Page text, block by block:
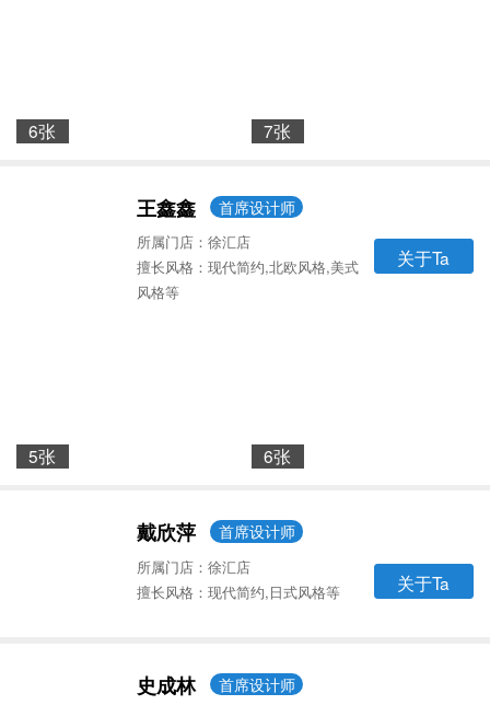
6张 7张
王鑫鑫 首席设计师
所属门店：徐汇店
擅长风格：现代简约,北欧风格,美式
风格等
关于Ta
5张 6张
戴欣萍 首席设计师
所属门店：徐汇店
擅长风格：现代简约,日式风格等
关于Ta
史成林 首席设计师